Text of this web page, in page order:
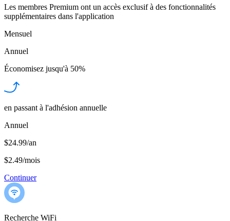
Les membres Premium ont un accès exclusif à des fonctionnalités
supplémentaires dans l'application
Mensuel
Annuel
Économisez jusqu'à 50%
en passant à l'adhésion annuelle
Annuel
$24.99/an
$2.49/mois
Continuer
Recherche WiFi